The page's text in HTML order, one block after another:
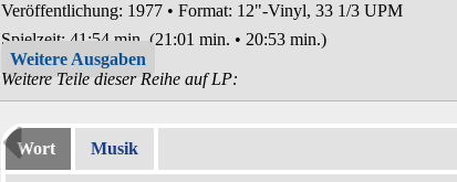
Veröffentlichung: 1977 •Format: 12"-Vinyl, 33 1/3 UPM
Spielzeit: 41:54 min. (21:01 min. • 20:53 min.)
Weitere Ausgaben
Weitere Teile dieser Reihe auf LP:
Wort Musik